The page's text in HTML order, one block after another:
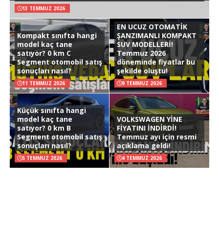
13 TEMMUZ 2026
Kompakt sınıfta hangi
model kaç tane
satıyor? 0 km C
Segment otomobil satış
sonuçları nasıl?
11 TEMMUZ 2026
EN UCUZ OTOMATİK
ŞANZIMANLI KOMPAKT
SUV MODELLERİ!
Temmuz 2026
döneminde fiyatlar bu
şekilde oluştu!
9 TEMMUZ 2026
Küçük sınıfta hangi
model kaç tane
satıyor? 0 km B
Segment otomobil satış
sonuçları nasıl?
5 TEMMUZ 2026
VOLKSWAGEN YİNE
FİYATINI İNDİRDİ!
Temmuz ayı için resmi
açıklama geldi!
4 TEMMUZ 2026